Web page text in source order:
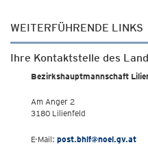
WEITERFÜHRENDE LINKS
Ihre Kontaktstelle des
Bezirkshauptmannschaft
Am Anger 2
3180 Lilienfeld
E-Mail: post.bhlf@noel.gv.at